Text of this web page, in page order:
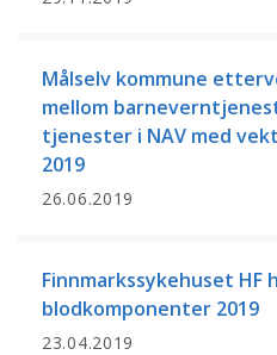
Målselv kommune
mellom
tjenester i NAV med
2019
26.06.2019
Finnmarkssykehuset HF
blodkomponenter 2019
23.04.2019